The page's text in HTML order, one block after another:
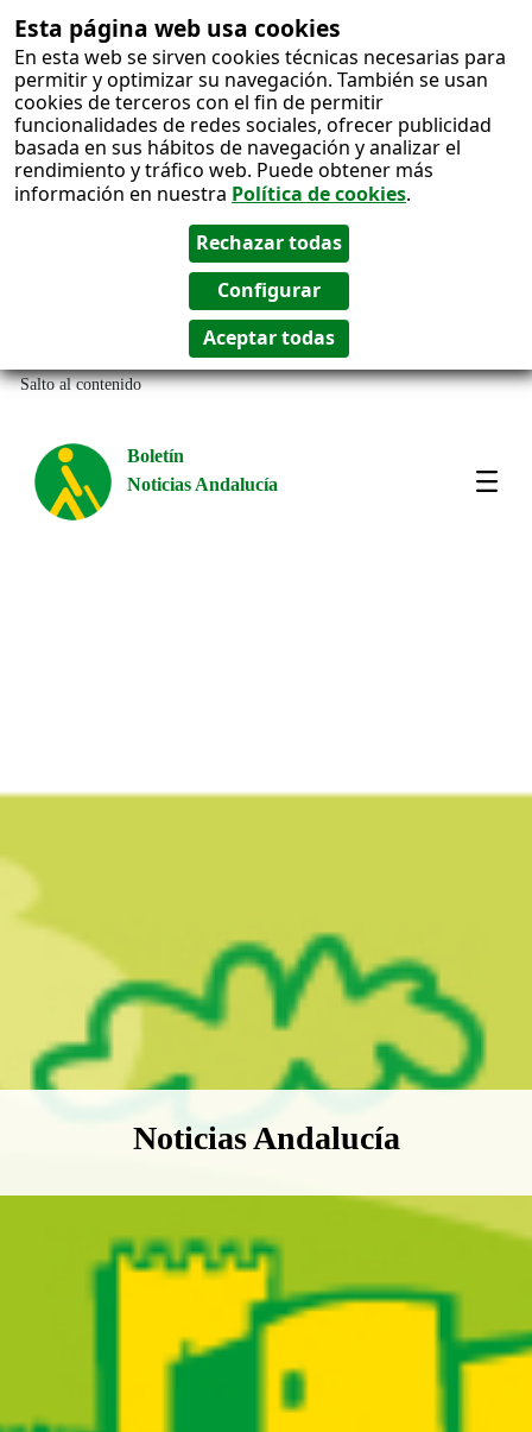
Esta página web usa cookies
En esta web se sirven cookies técnicas necesarias para
permitir y optimizar su navegación. También se usan
cookies de terceros con el fin de permitir
funcionalidades de redes sociales, ofrecer publicidad
basada en sus hábitos de navegación y analizar el
rendimiento y tráfico web. Puede obtener más
información en nuestra Política de cookies.
Salto al contenido
Boletín
Noticias Andalucía
Boletín Noticias Andalucía
Noticias Andalucía